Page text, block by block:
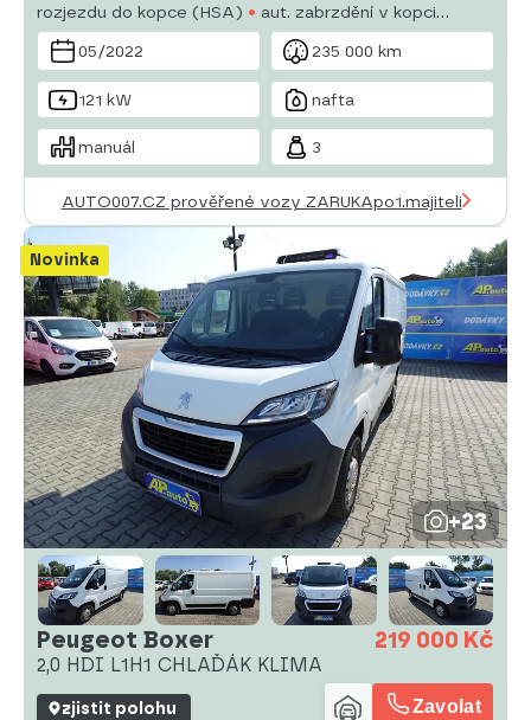
rozjezdu do kopce (HSA)
aut. zabrzdění v kopci
posilovač řízení
man. klimatizace
tempomat
palubní počítač
parkovací senzory zadní
kamera
05/2022 235 000 km
121 kW nafta
manuál 3
AUTO007.CZ prověřené vozy ZARUKApo1.majiteli
Novinka
+23
Peugeot Boxer
2,0 HDI L1H1 CHLAĎÁK KLIMA
219 000 Kč
zjistit polohu Zavolat